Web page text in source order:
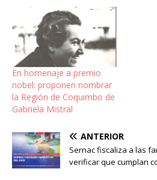
En homenaje a premio
nobel: proponen nombrar
la Región de Coquimbo de
Gabriela Mistral
ANTERIOR
Sernac fiscaliza a las
verificar que cumplan